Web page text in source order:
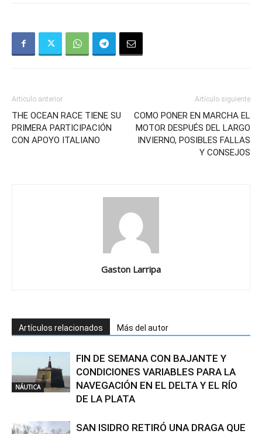
Artículo anterior
THE OCEAN RACE TIENE SU
PRIMERA PARTICIPACIÓN
CON APOYO ITALIANO
Artículo siguiente
COMO PONER EN MARCHA EL
MOTOR DESPUÉS DEL LARGO
INVIERNO, POSIBLES FALLAS
Y CONSEJOS
Gaston Larripa
Artículos relacionados Más del autor
NÁUTICA
FIN DE SEMANA CON BAJANTE Y
CONDICIONES VARIABLES PARA LA
NAVEGACIÓN EN EL DELTA Y EL RÍO
DE LA PLATA
SAN ISIDRO RETIRÓ UNA DRAGA QUE